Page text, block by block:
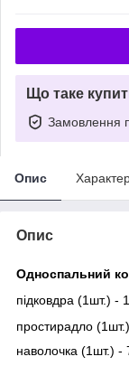
Що таке
Замовлення
Опис
Опис
Односпальний
підковдра (1шт.) -
простирадло
наволочка (1шт.) -